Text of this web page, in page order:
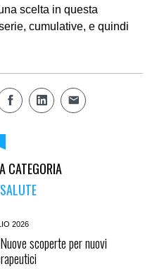
scelta in questa
cumulative, e quindi
CATEGORIA
2026
scoperte per nuovi